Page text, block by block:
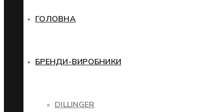
ГОЛОВНА
БРЕНДИ-ВИРОБНИКИ
DILLINGER